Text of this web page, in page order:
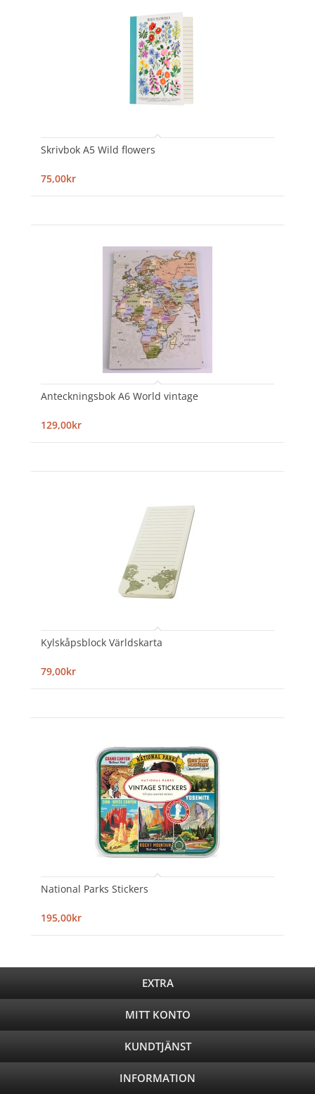
Skrivbok A5 Wild flowers
75,00kr
Anteckningsbok A6 World vintage
129,00kr
Kylskåpsblock Världskarta
79,00kr
National Parks Stickers
195,00kr
EXTRA
MITT KONTO
KUNDTJÄNST
INFORMATION